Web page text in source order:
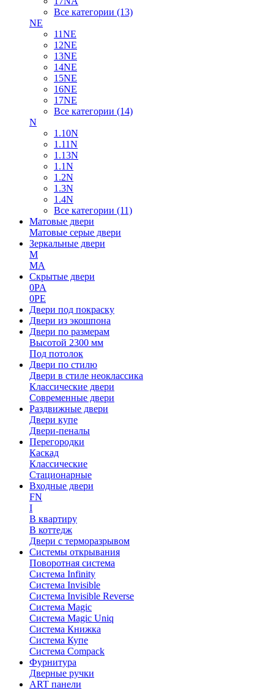
Все категории (13)
NE
11NE
12NE
13NE
14NE
15NE
16NE
17NE
Все категории (14)
N
1.10N
1.11N
1.13N
1.1N
1.2N
1.3N
1.4N
Все категории (11)
Матовые двери
Матовые серые двери
Зеркальные двери
M
MA
Скрытые двери
0PA
0PE
Двери под покраску
Двери из экошпона
Двери по размерам
Высотой 2300 мм
Под потолок
Двери по стилю
Двери в стиле неоклассика
Классические двери
Современные двери
Раздвижные двери
Двери купе
Двери-пеналы
Перегородки
Каскад
Классические
Стационарные
Входные двери
FN
I
В квартиру
В коттедж
Двери с терморазрывом
Системы открывания
Поворотная система
Система Infinity
Система Invisible
Система Invisible Reverse
Система Magic
Система Magic Uniq
Система Книжка
Система Купе
Система Compack
Фурнитура
Дверные ручки
ART панели